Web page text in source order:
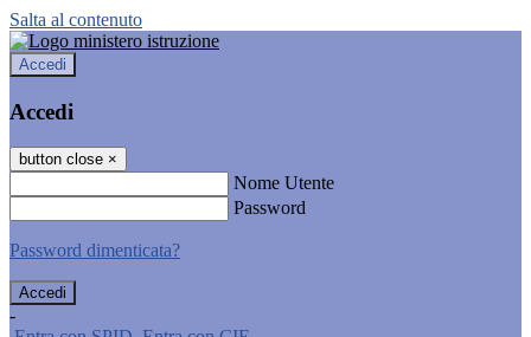
Salta al contenuto
Accedi
Accedi
button close ×
Nome Utente
Password
Password dimenticata?
-